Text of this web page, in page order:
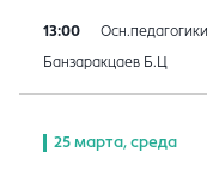
13:00 Осн.педагогики
Банзаракцаев Б.Ц
25 марта, среда